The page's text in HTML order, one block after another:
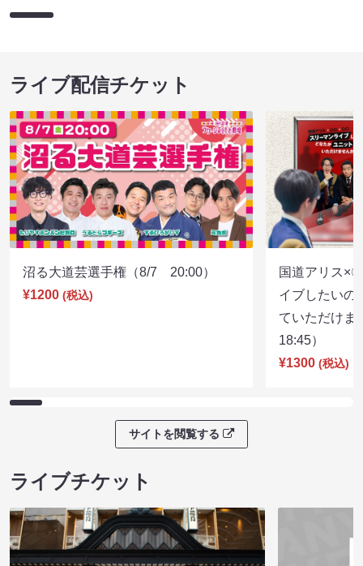
ライブ配信チケット
沼る大道芸選手権（8/7 20:00）
¥1200 (税込)
国道アリス×
イブしたいの
ていただけ
18:45）
¥1300 (税込)
サイトを閲覧する
ライブチケット